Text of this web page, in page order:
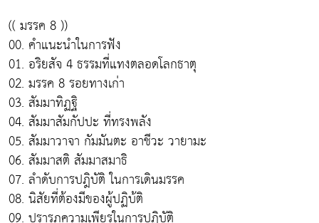
(( มรรค 8 ))
00. คำแนะนำในการฟัง
01. อริยสัจ 4 ธรรมที่แทงตลอดโลกธาตุ
02. มรรค 8 รอยทางเก่า
03. สัมมาทิฏฐิ
04. สัมมาสัมกัปปะ ที่ทรงพลัง
05. สัมมาวาจา กัมมันตะ อาชีวะ วายามะ
06. สัมมาสติ สัมมาสมาธิ
07. ลำดับการปฎิบัติ ในการเดินมรรค
08. นิสัยที่ต้องมีของผู้ปฏิบ้ติ
09. ปรารภความเพียรในการปฏิบัติ